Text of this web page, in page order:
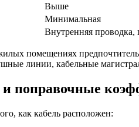
Выше
Минимальная
Внутренняя проводка,
помещениях
линии, кабельные
и поправочные
как кабель расположен: